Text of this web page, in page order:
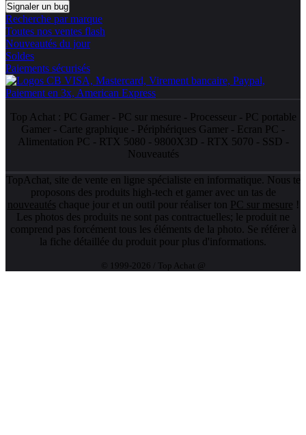
Signaler un bug
Recherche par marque
Toutes nos ventes flash
Nouveautés du jour
Soldes
Paiements sécurisés
Top Achat : PC Gamer- PC sur mesure - Processeur- PC portable
Gamer - Carte graphique - Périphériques Gamer - Ecran PC -
Alimentation PC - RTX 5080 - 9800X3D - RTX 5070 - SSD -
Nouveautés
TopAchat, site de vente en ligne spécialiste en informatique. Nous te
proposons des produits high-tech et gamer avec un tas de
nouveautés chaque jour et un outil pour réaliser ton PC sur mesure !
Les photos des produits ne sont pas contractuelles; le produit ne
comprend pas forcément tous les éléments de la photo. Se référer à
la fiche détaillée du produit pour plus d'informations.
© 1999-2026 / Top Achat @